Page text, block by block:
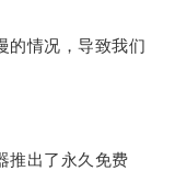
情况，导致我们
出了永久免费